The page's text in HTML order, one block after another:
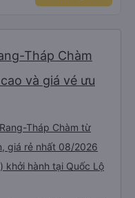
Tháp Chàm
và giá vé ưu
Tháp Chàm từ
giá rẻ nhất 08/2026
khởi hành tại Quốc Lộ